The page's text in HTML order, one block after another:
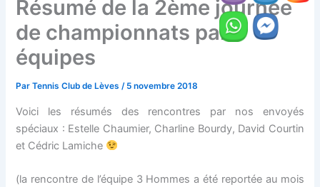
Résumé de la 2ème journée
de championnats par
équipes
ParTennis Club de Lèves/ 5 novembre 2018
Voici les résumés des rencontres par nos envoyés
spéciaux : Estelle Chaumier, Charline Bourdy, David Courtin
et Cédric Lamiche
(la rencontre de l’équipe 3 Hommes a été reportée au mois